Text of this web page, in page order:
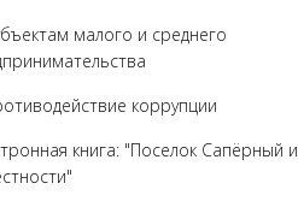
малого и среднего
коррупции
книга: "Поселок Сапёрный и